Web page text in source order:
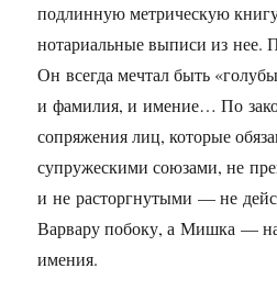
подлинную метрическую
нотариальные выписи из нее.
Он всегда мечтал быть
и фамилия, и имение… По
сопряжения лиц, которые
супружескими союзами, не
и не расторгнутыми — не
Варвару побоку, а Мишка —
имения.